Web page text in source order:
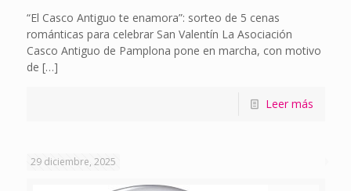
“El Casco Antiguo te enamora”: sorteo de 5 cenas
románticas para celebrar San Valentín La Asociación
Casco Antiguo de Pamplona pone en marcha, con motivo
de […]
Leer más
29 diciembre, 2025